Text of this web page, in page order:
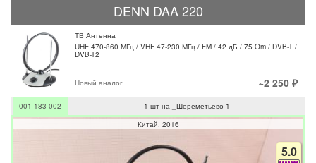
DENN DAA 220
ТВ Антенна
UHF 470-860 МГц / VHF 47-230 МГц / FM / 42 дБ / 75 Om / DVB-T /
DVB-T2
Новый аналог ~2 250 ₽
001-183-002
1 шт на _Шереметьево-1
Китай 2016
5.0